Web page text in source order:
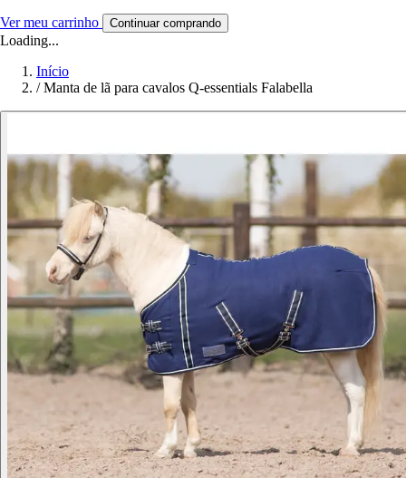
Ver meu carrinho Continuar comprando
Loading...
Início
/ Manta de lã para cavalos Q-essentials Falabella